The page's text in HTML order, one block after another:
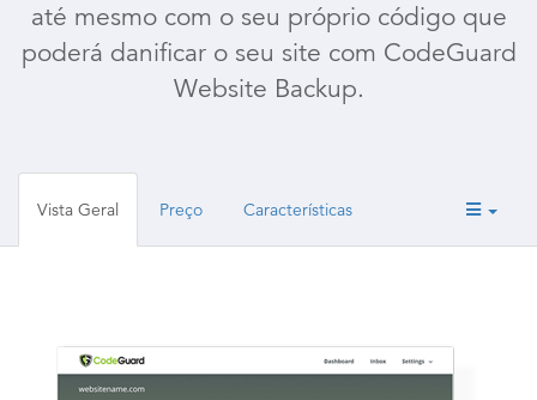
até mesmo com o seu próprio código que
poderá danificar o seu site com CodeGuard
Website Backup.
Vista Geral Preço Características